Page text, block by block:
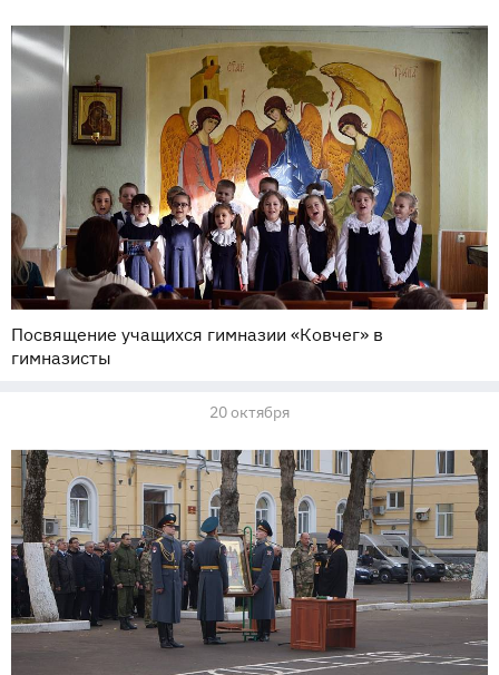
Посвящение учащихся гимназии «Ковчег» в
гимназисты
20 октября